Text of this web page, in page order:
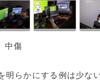
中傷
らかにする例は少な